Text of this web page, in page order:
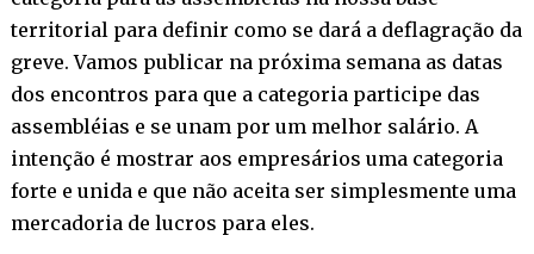
territorial para definir como se dará a deflagração da
greve. Vamos publicar na próxima semana as datas
dos encontros para que a categoria participe das
assembléias e se unam por um melhor salário. A
intenção é mostrar aos empresários uma categoria
forte e unida e que não aceita ser simplesmente uma
mercadoria de lucros para eles.